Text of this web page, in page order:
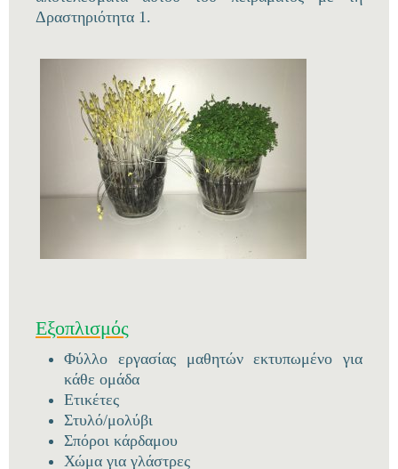
Δραστηριότητα 1.
Εξοπλισμός
Φύλλο εργασίας μαθητών εκτυπωμένο για
κάθε ομάδα
Ετικέτες
Στυλό/μολύβι
Σπόροι κάρδαμου
Χώμα για γλάστρες